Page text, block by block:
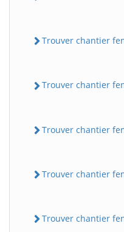
Trouver chantier
Trouver chantier
Trouver chantier
Trouver chantier
Trouver chantier